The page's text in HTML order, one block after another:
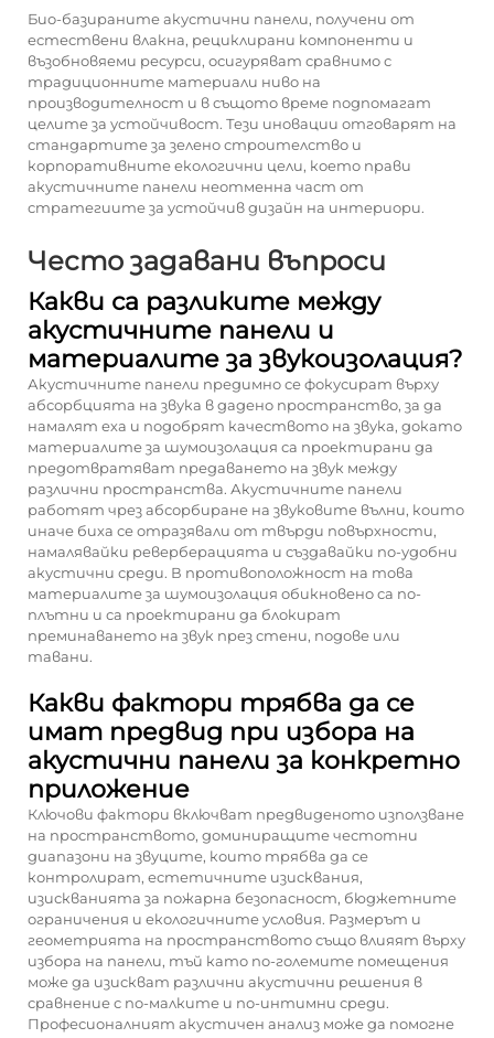
Био-базираните акустични панели, получени от
естествени влакна, рециклирани компоненти и
възобновяеми ресурси, осигуряват сравнимо с
традиционните материали ниво на
производителност и в същото време подпомагат
целите за устойчивост. Тези иновации отговарят на
стандартите за зелено строителство и
корпоративните екологични цели, което прави
акустичните панели неотменна част от
стратегиите за устойчив дизайн на интериори.
Често задавани въпроси
Какви са разликите между
акустичните панели и
материалите за звукоизолация?
Акустичните панели предимно се фокусират върху
абсорбцията на звука в дадено пространство, за да
намалят еха и подобрят качеството на звука, докато
материалите за шумоизолация са проектирани да
предотвратяват предаването на звук между
различни пространства. Акустичните панели
работят чрез абсорбиране на звуковите вълни, които
иначе биха се отразявали от твърди повърхности,
намалявайки реверберацията и създавайки по-удобни
акустични среди. В противоположност на това
материалите за шумоизолация обикновено са по-
плътни и са проектирани да блокират
преминаването на звук през стени, подове или
тавани.
Какви фактори трябва да се
имат предвид при избора на
акустични панели за конкретно
приложение
Ключови фактори включват предвиденото използване
на пространството, доминиращите честотни
диапазони на звуците, които трябва да се
контролират, естетичните изисквания,
изискванията за пожарна безопасност, бюджетните
ограничения и екологичните условия. Размерът и
геометрията на пространството също влияят върху
избора на панели, тъй като по-големите помещения
може да изискват различни акустични решения в
сравнение с по-малките и по-интимни среди.
Професионалният акустичен анализ може да помогне